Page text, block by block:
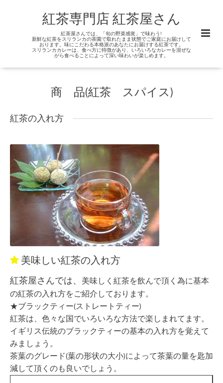
紅茶専門店 紅茶屋さん
紅茶屋さんでは、「旬の野菜感覚」で味わう!
新鮮な紅茶をスリランカの茶園で取れたまま状態でご家庭にお届けして
おります。味にこだわる本格派のあなたにお届けする紅茶です。
スリランカカレーは、食べ方に特徴があり、いろいろなカレーを混ぜな
がら食べることによって深い味わいが楽しめます。
商 品(紅茶 スパイス)
紅茶の入れ方
美味しい紅茶の入れ方
紅茶屋さんでは、
美味しく紅茶を飲んで頂く為に基本
の紅茶の入れ方をご紹介しております。
★ブラックティー(ストレートティー)
紅茶は、色々な国でいろいろな方法で楽しまれてます。
イギリス伝統のブラックティーの基本の入れ方を覚えて
みましょう。
茶葉のグレード(葉の形状の大小)によって茶葉の量を匙加
減して頂くのも良いでしょう。